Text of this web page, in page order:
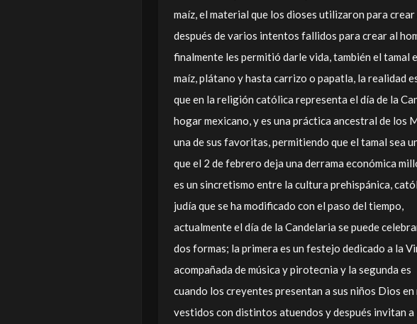
maíz, el material que los dioses utilizaron para
después de varios intentos fallidos para crear al
finalmente les permitió darle vida, también el tamal
maíz, plátano y hasta carrizo o papatla, la realidad
que en la religión católica representa el día de la
hogar mexicano, y es una práctica ancestral de los
una de sus favoritas, permitiendo que el tamal sea
que el 2 de febrero deja una derrama económica
es un sincretismo entre la cultura prehispánica,
judía que se ha modificado con el paso del tiempo,
actualmente el día de la Candelaria se puede
dos formas; la primera es un festejo dedicado a la
acompañada de música y pirotecnia y la segunda es
cuando los creyentes presentan a sus niños Dios en
vestidos con distintos atuendos y después invitan a